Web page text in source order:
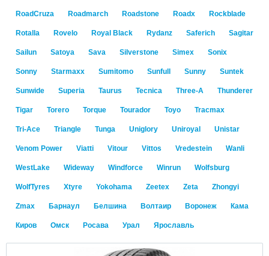
RoadCruza Roadmarch Roadstone Roadx Rockblade
Rotalla Rovelo Royal Black Rydanz Saferich Sagitar
Sailun Satoya Sava Silverstone Simex Sonix
Sonny Starmaxx Sumitomo Sunfull Sunny Suntek
Sunwide Superia Taurus Tecnica Three-A Thunderer
Tigar Torero Torque Tourador Toyo Tracmax
Tri-Ace Triangle Tunga Uniglory Uniroyal Unistar
Venom Power Viatti Vitour Vittos Vredestein Wanli
WestLake Wideway Windforce Winrun Wolfsburg
WolfTyres Xtyre Yokohama Zeetex Zeta Zhongyi
Zmax Барнаул Белшина Волтаир Воронеж Кама
Киров Омск Росава Урал Ярославль